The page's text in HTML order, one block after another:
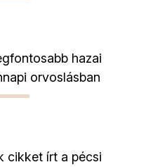
hazai
orvoslásban
cikket írt a pécsi